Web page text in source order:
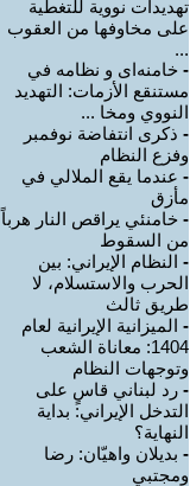
تهديدات نووية للتغطية
على مخاوفها من العقوب
...
- خامنه‌ای و نظامه في
مستنقع الأزمات: التهديد
النووي ومخا ...
- ذكرى انتفاضة نوفمبر
وفزع النظام
- عندما يقع الملالي في
مأزق
- خامنئي يراقص النار هرباً
من السقوط
- النظام الإيراني: بين
الحرب والاستسلام، لا
طريق ثالث
- الميزانية الإيرانية لعام
1404: معاناة الشعب
وتوجهات النظام
- رد لبناني قاسٍ على
التدخل الإيراني: بداية
النهاية؟
- بديلان واهيّان: رضا
ومجتبي